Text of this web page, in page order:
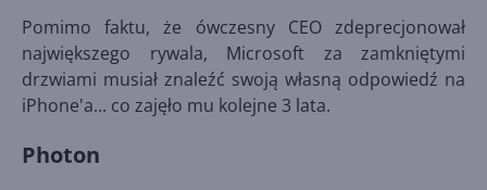
Pomimo faktu, że ówczesny CEO zdeprecjonował
największego rywala, Microsoft za zamkniętymi
drzwiami musiał znaleźć swoją własną odpowiedź na
iPhone'a... co zajęło mu kolejne 3 lata.
Photon